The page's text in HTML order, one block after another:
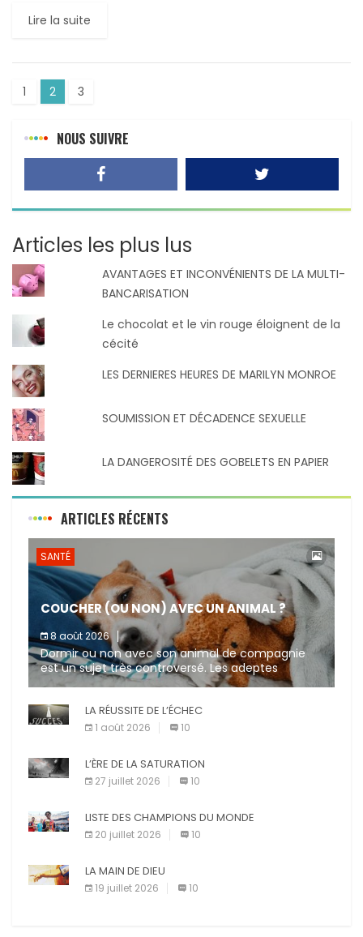
Lire la suite
1 2 3
NOUS SUIVRE
Articles les plus lus
AVANTAGES ET INCONVÉNIENTS DE LA MULTI-
BANCARISATION
Le chocolat et le vin rouge éloignent de la
cécité
LES DERNIERES HEURES DE MARILYN MONROE
SOUMISSION ET DÉCADENCE SEXUELLE
LA DANGEROSITÉ DES GOBELETS EN PAPIER
ARTICLES RÉCENTS
SANTÉ
COUCHER (OU NON) AVEC UN ANIMAL ?
8 août 2026
Dormir ou non avec son animal de compagnie
est un sujet très controversé. Les adeptes
affirment que la présence de leur compagnon à
LA RÉUSSITE DE L’ÉCHEC
1 août 2026 10
L’ÈRE DE LA SATURATION
27 juillet 2026 10
LISTE DES CHAMPIONS DU MONDE
20 juillet 2026 10
LA MAIN DE DIEU
19 juillet 2026 10